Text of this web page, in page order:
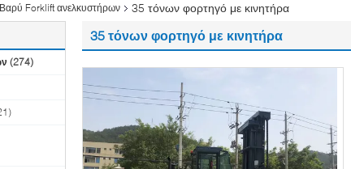
Βαρύ Forklift ανελκυστήρων 35 τόνων φορτηγό με κινητήρα
(274)
35 τόνων φορτηγό με κινητήρα